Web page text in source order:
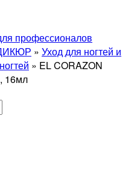
профессионалов
» Уход для ногтей и
» EL CORAZON
16мл